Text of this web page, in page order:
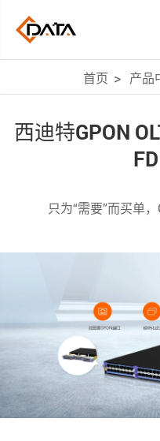
首页 产品
西迪特GPON
只为“需要”而买单